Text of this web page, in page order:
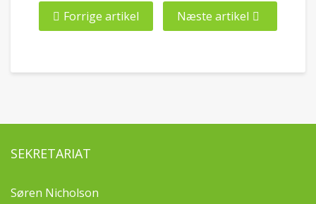
Forrige artikel Næste artikel
SEKRETARIAT
Søren Nicholson